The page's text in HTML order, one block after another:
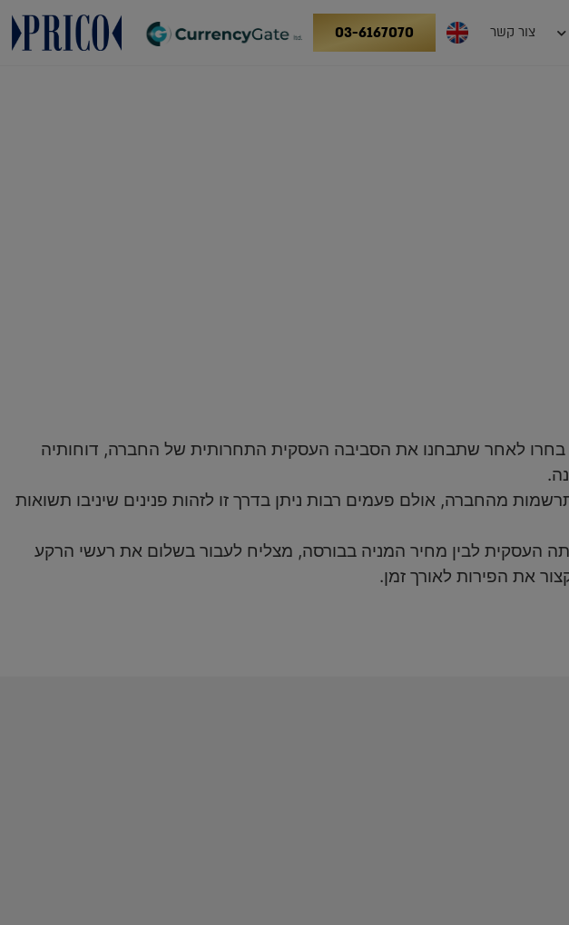
צור קשר 03-6167070
בחרו לאחר שתבחנו את הסביבה העסקית התחרותית של החברה, דוחותיה
מהחברה, אולם פעמים רבות ניתן בדרך זו לזהות פנינים שיניבו תשואות
העסקית לבין מחיר המניה בבורסה, מצליח לעבור בשלום את רעשי הרקע
את הפירות לאורך זמן.